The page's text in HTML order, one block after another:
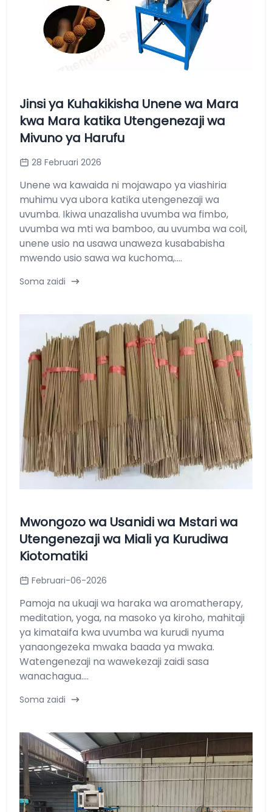
Jinsi ya Kuhakikisha Unene wa Mara
kwa Mara katika Utengenezaji wa
Mivuno ya Harufu
28 Februari 2026
Unene wa kawaida ni mojawapo ya viashiria
muhimu vya ubora katika utengenezaji wa
uvumba. Ikiwa unazalisha uvumba wa fimbo,
uvumba wa mti wa bamboo, au uvumba wa coil,
unene usio na usawa unaweza kusababisha
mwendo usio sawa wa kuchoma,....
Soma zaidi
Mwongozo wa Usanidi wa Mstari wa
Utengenezaji wa Miali ya Kurudiwa
Kiotomatiki
Februari-06-2026
Pamoja na ukuaji wa haraka wa aromatherapy,
meditation, yoga, na masoko ya kiroho, mahitaji
ya kimataifa kwa uvumba wa kurudi nyuma
yanaongezeka mwaka baada ya mwaka.
Watengenezaji na wawekezaji zaidi sasa
wanachagua....
Soma zaidi